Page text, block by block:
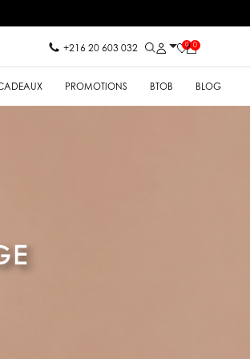
+216 20 603 032 0 0
PROMOTIONS BTOB BLOG